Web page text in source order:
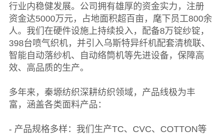
行业内稳健发展。公司拥有雄厚的资金实力，注册
资金达5000万元，占地面积超百亩，麾下员工800余
人。我们在硬件设施上持续投入，配备8万锭纱锭，
398台喷气织机，并引入乌斯特异纤机配套清梳联、
智能自动落纱机、自动络筒机等先进设备，保障高
效、高品质的生产。
多年来，秦塬纺织深耕纺织领域，产品线极为丰
富，涵盖各类面料产品：
- 产品规格多样：我们生产TC、CVC、COTTON等